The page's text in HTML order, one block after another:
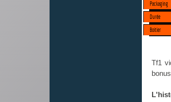
Packaging
Durée
Boitier
Tf1